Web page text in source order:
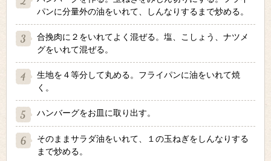
パンに分量外の油をいれて、しんなりするまで炒める。
合挽肉に２をいれてよく混ぜる。塩、こしょう、ナツメ
グをいれて混ぜる。
生地を４等分して丸める。フライパンに油をいれて焼
く。
ハンバーグをお皿に取り出す。
そのままサラダ油をいれて、１の玉ねぎをしんなりする
まで炒める。